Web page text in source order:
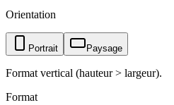
Orientation
Portrait Paysage
Format vertical (hauteur > largeur).
Format